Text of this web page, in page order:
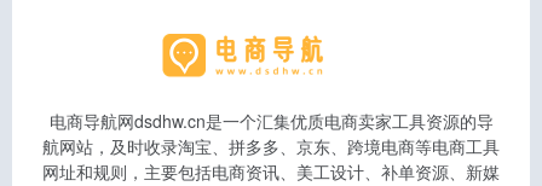
电商导航网dsdhw.cn是一个汇集优质电商卖家工具资源的导
航网站，及时收录淘宝、拼多多、京东、跨境电商等电商工具
网址和规则，主要包括电商资讯、美工设计、补单资源、新媒